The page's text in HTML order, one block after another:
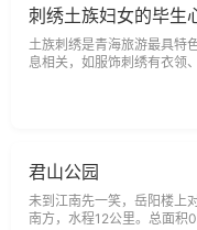
刺绣土族妇女的毕生
土族刺绣是青海旅游最具特
息相关，如服饰刺绣有衣领
君山公园
未到江南先一笑，岳阳楼上
南方，水程12公里。总面积